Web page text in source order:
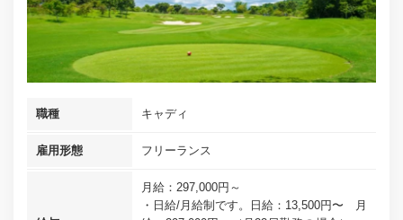
職種 キャディ
雇用形態 フリーランス
月給：297,000円～
・日給/月給制です。日給：13,500円〜 月